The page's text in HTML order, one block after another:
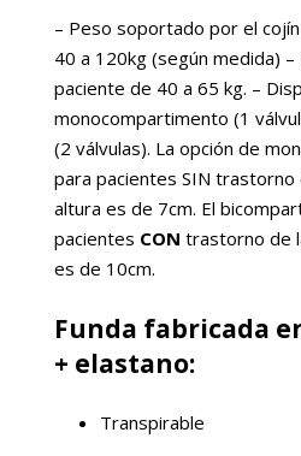
– Peso soportado por el
40 a 120kg (según medida)
paciente de 40 a 65 kg. –
monocompartimento (1
(2 válvulas). La opción de
para pacientes SIN trastorno
altura es de 7cm. El
pacientes CON trastorno de
es de 10cm.
Funda fabricada
+ elastano:
Transpirable